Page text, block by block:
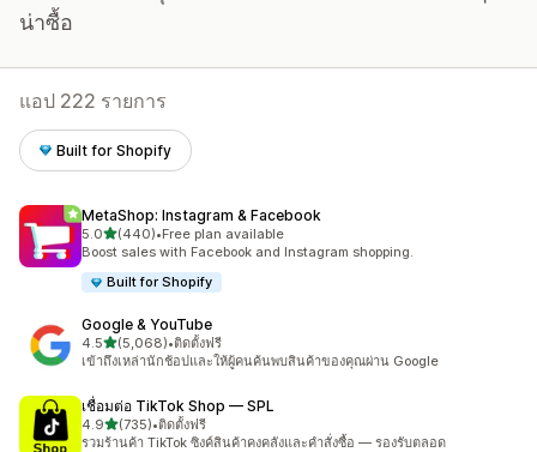
น่าซื้อ
แอป 222 รายการ
Built for Shopify
MetaShop: Instagram & Facebook
5.0เต็ม 5 ดาว
(440)
ทั้งหมด 440 รีวิว
•Free plan available
Boost sales with Facebook and Instagram shopping.
Built for Shopify
Google & YouTube
4.5เต็ม 5 ดาว
(5,068)
ทั้งหมด 5068 รีวิว
•ติดตั้งฟรี
เข้าถึงเหล่านักช้อปและให้ผู้คนค้นพบสินค้าของคุณผ่าน Google
เชื่อมต่อ TikTok Shop — SPL
4.9เต็ม 5 ดาว
(735)
ทั้งหมด 735 รีวิว
•ติดตั้งฟรี
รวมร้านค้า TikTok ซิงค์สินค้าคงคลังและคำสั่งซื้อ — รองรับตลอด